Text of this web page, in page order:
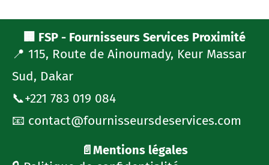
🏢 FSP - Fournisseurs Services Proximité
📍 115, Route de Ainoumady, Keur Massar
Sud, Dakar
📞+221 783 019 084
📧 contact@fournisseursdeservices.com
📄Mentions légales